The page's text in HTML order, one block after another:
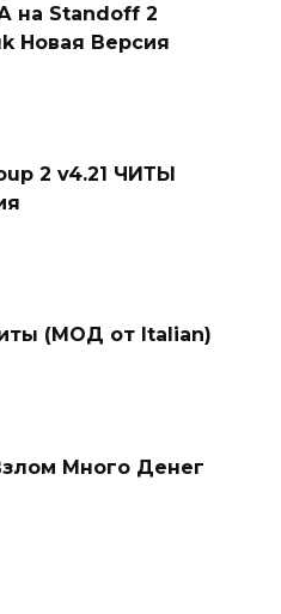
на Standoff 2
Новая Версия
2 v4.21 ЧИТЫ
(МОД от Italian)
Много Денег